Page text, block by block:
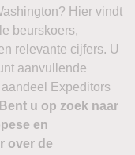
Hier vindt
beurskoers,
relevante cijfers. U
aanvullende
Expeditors
Bent u op zoek naar
en
over de